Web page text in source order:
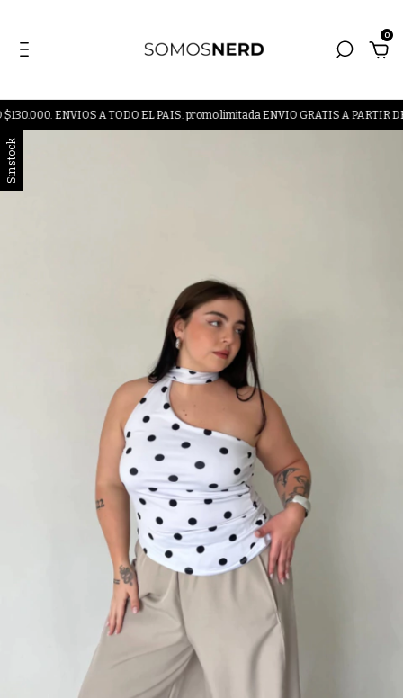
0
ENVIOS A TODO EL PAIS. promo limitada ENVIO GRATIS A PARTIR DE
Sin stock